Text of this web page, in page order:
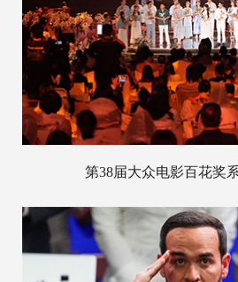
第38届大众电影百花奖